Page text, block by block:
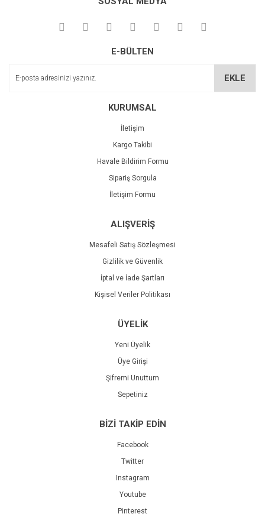
Yorum Yaz
Görüş ve önerileriniz için teşekkür ederiz.
Ürün açıklamasında eksik bilgiler bulunuyor.
Bu ürüne benzer farklı alternatifler olmalı.
Gönder
E-BÜLTEN
EKLE
KURUMSAL
İletişim
Kargo Takibi
Havale Bildirim Formu
Sipariş Sorgula
İletişim Formu
ALIŞVERİŞ
Mesafeli Satış Sözleşmesi
Gizlilik ve Güvenlik
İptal ve İade Şartları
Kişisel Veriler Politikası
ÜYELİK
Yeni Üyelik
Üye Girişi
Şifremi Unuttum
Sepetiniz
BİZİ TAKİP EDİN
Facebook
Twitter
Instagram
Youtube
Pinterest